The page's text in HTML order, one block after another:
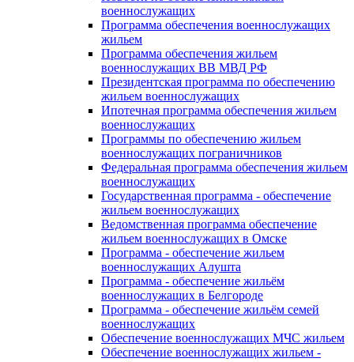
военнослужащих
Программа обеспечения военнослужащих
жильем
Программа обеспечения жильем
военнослужащих ВВ МВД РФ
Президентская программа по обеспечению
жильем военнослужащих
Ипотечная программа обеспечения жильем
военнослужащих
Программы по обеспечению жильем
военнослужащих пограничников
Федеральная программа обеспечения жильем
военнослужащих
Государственная программа - обеспечение
жильем военнослужащих
Ведомственная программа обеспечение
жильем военнослужащих в Омске
Программа - обеспечение жильем
военнослужащих Алушта
Программа - обеспечение жильём
военнослужащих в Белгороде
Программа - обеспечение жильём семей
военнослужащих
Обеспечение военнослужащих МЧС жильем
Обеспечение военнослужащих жильем -